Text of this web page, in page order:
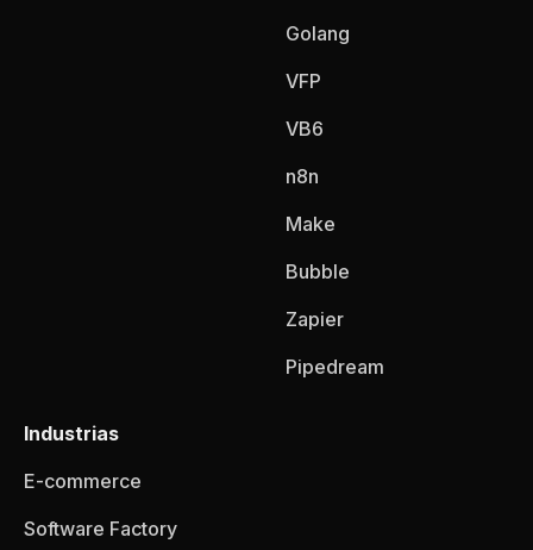
Golang
VFP
VB6
n8n
Make
Bubble
Zapier
Pipedream
Industrias
E-commerce
Software Factory